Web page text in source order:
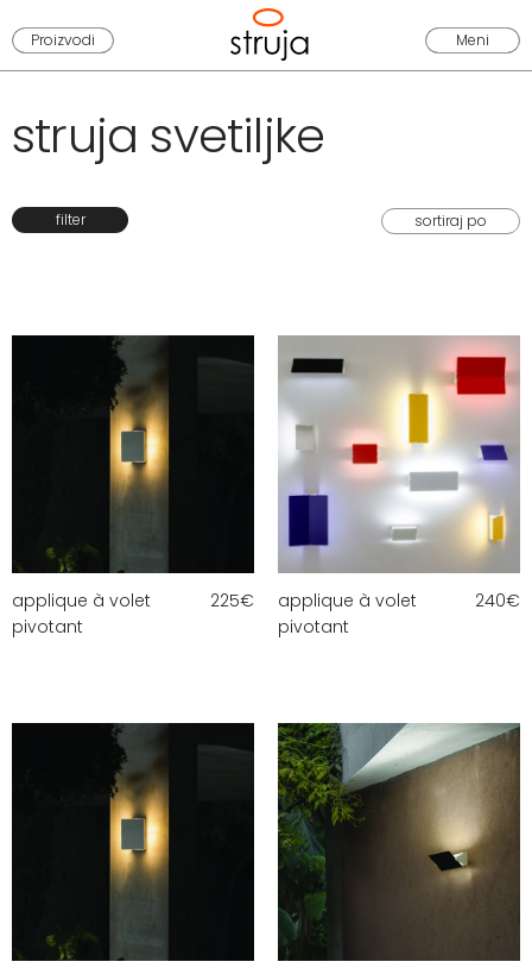
Proizvodi Meni
struja svetiljke
filter
applique à volet
pivotant
225€
applique à volet
pivotant
240€